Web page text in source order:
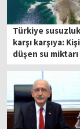
Türkiye
karşı karşıya:
düşen su
sınırın altına